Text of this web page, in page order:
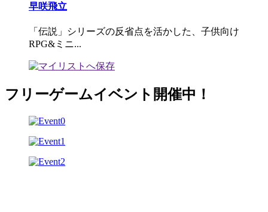
早咲飛立
「伝説」シリーズの反省点を活かした、子供向け
RPG&ミニ...
フリーゲームイベント開催中！